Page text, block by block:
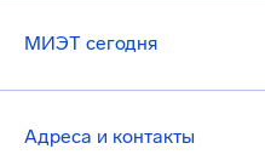
МИЭТ сегодня
Адреса и контакты